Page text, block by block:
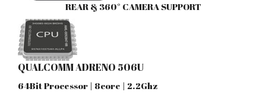
REAR & 360° CAMERA SUPPORT
QUALCOMM ADRENO 506U
64Bit Processor | 8core | 2.2Ghz